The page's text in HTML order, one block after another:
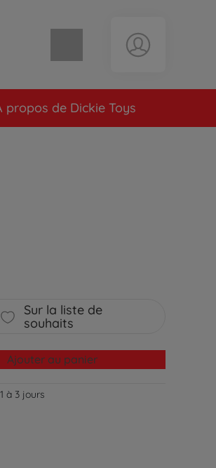
propos de Dickie Toys
Sur la liste de
souhaits
Ajouter au panier
à 3 jours